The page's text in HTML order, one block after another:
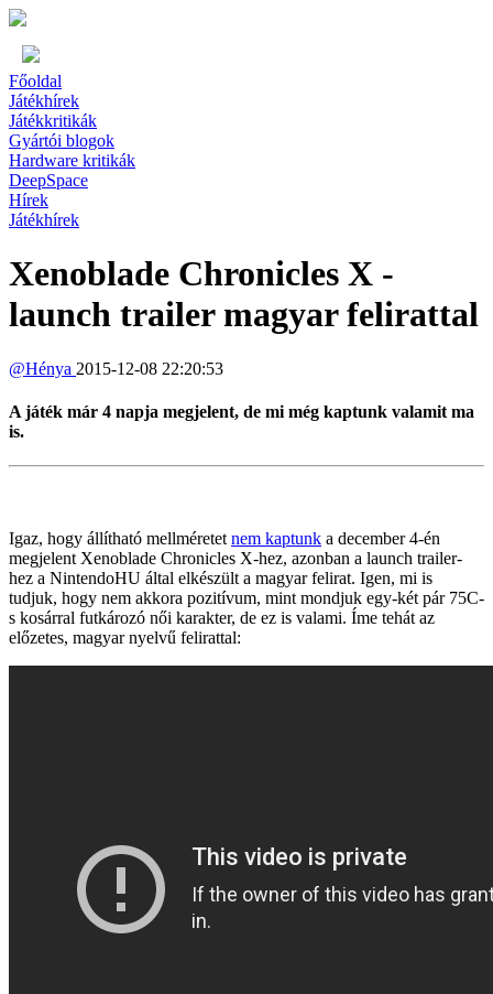
Főoldal
Játékhírek
Játékkritikák
Gyártói blogok
Hardware kritikák
DeepSpace
Hírek
Játékhírek
Xenoblade Chronicles X -
launch trailer magyar felirattal
@Hénya 2015-12-08 22:20:53
A játék már 4 napja megjelent, de mi még kaptunk valamit ma
is.
Igaz, hogy állítható mellméretet nem kaptunk a december 4-én
megjelent Xenoblade Chronicles X-hez, azonban a launch trailer-
hez a NintendoHU által elkészült a magyar felirat. Igen, mi is
tudjuk, hogy nem akkora pozitívum, mint mondjuk egy-két pár 75C-
s kosárral futkározó női karakter, de ez is valami. Íme tehát az
előzetes, magyar nyelvű felirattal: